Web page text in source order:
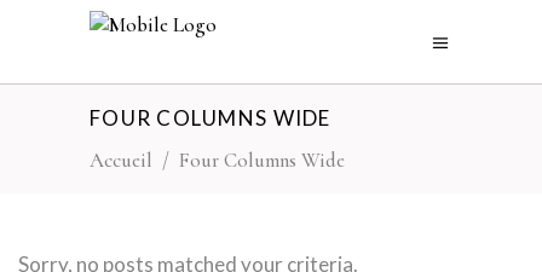
FOUR COLUMNS WIDE
Accueil / Four Columns Wide
Sorry, no posts matched your criteria.